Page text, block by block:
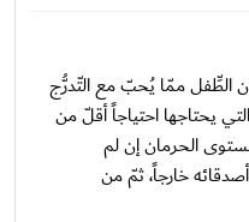
ممّا يُحبّ مع التّدرُّج
يحتاجها احتياجاً أقلّ من
الحرمان إن لم
خارجاً، ثمّ من